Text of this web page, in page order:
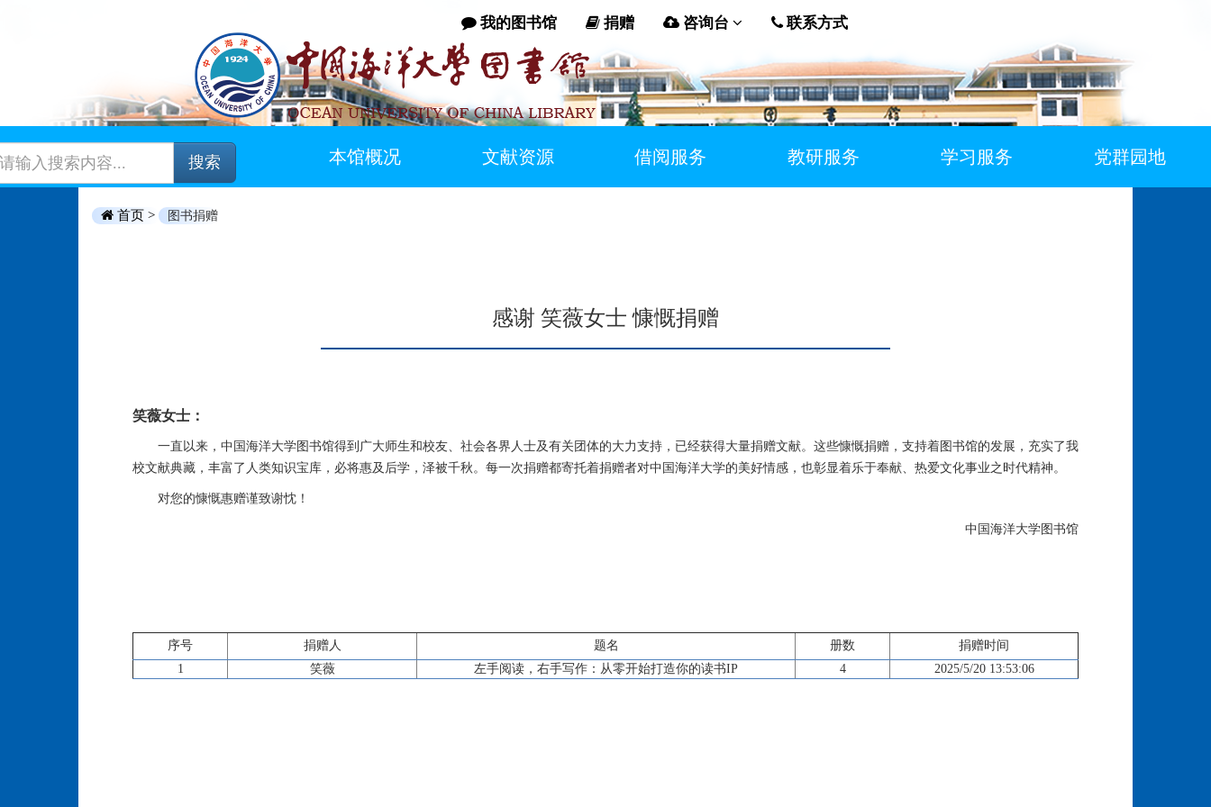
我的图书馆 捐赠 咨询台 联系方式
搜索 本馆概况 文献资源 借阅服务 教研服务 学习服务 党群园地
首页 > 图书捐赠
感谢 笑薇女士 慷慨捐赠
笑薇女士：
一直以来，中国海洋大学图书馆得到广大师生和校友、社会各界人士及有关团体的大力支持，已经获得大量捐赠文献。这些慷慨捐赠，支持着图书馆的发展，充实了我
校文献典藏，丰富了人类知识宝库，必将惠及后学，泽被千秋。每一次捐赠都寄托着捐赠者对中国海洋大学的美好情感，也彰显着乐于奉献、热爱文化事业之时代精神。
对您的慷慨惠赠谨致谢忱！
中国海洋大学图书馆
序号 捐赠人 题名 册数
捐赠时间
1
笑薇 左手阅读，右手写作：从零开始打造你的读书IP 4 2025/5/20 13:53:06